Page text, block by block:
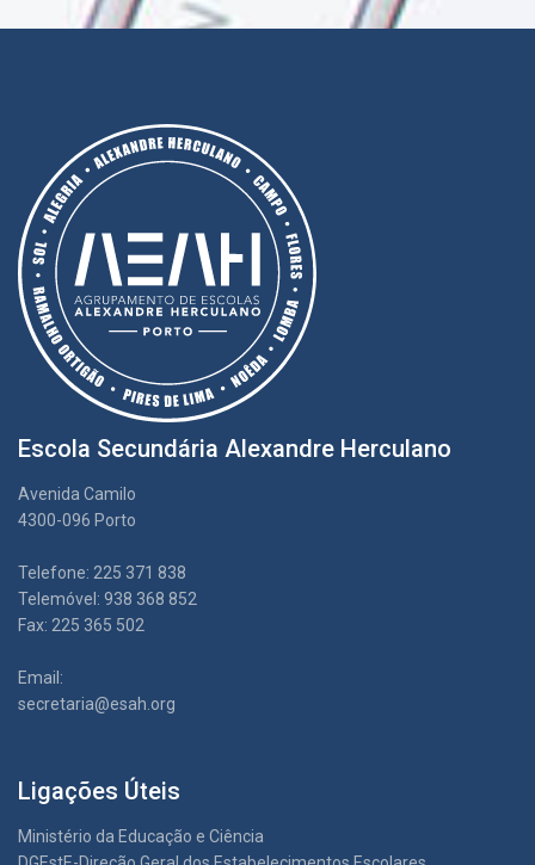
Escola Secundária Alexandre Herculano
Avenida Camilo
4300-096 Porto
Telefone: 225 371 838
Telemóvel: 938 368 852
Fax: 225 365 502
Email:
secretaria@esah.org
Ligações Úteis
Ministério da Educação e Ciência